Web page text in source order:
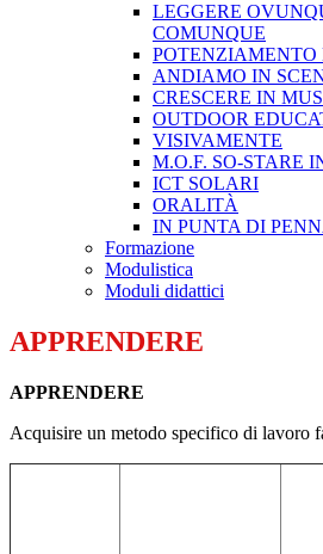
LEGGERE
COMUNQUE
POTENZIAMENTO
ANDIAMO IN
CRESCERE IN
OUTDOOR
VISIVAMENTE
M.O.F. SO-STARE
ICT SOLARI
ORALITÀ
IN PUNTA DI
Formazione
Modulistica
Moduli didattici
APPRENDERE
APPRENDERE
Acquisire un metodo specifico di lavoro